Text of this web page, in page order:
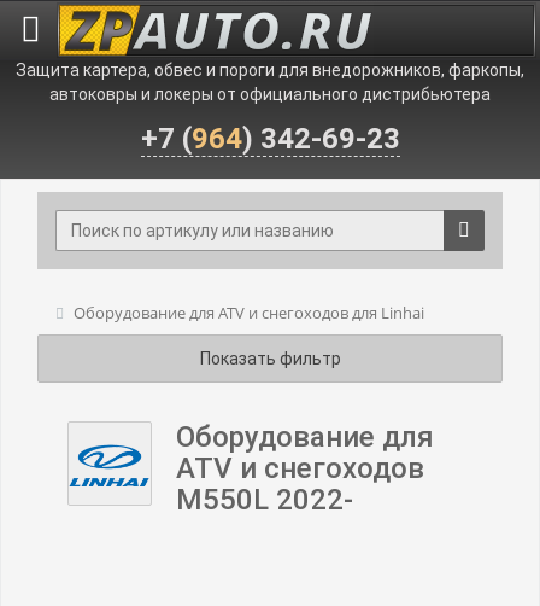
Защита картера, обвес и пороги для внедорожников, фаркопы,
автоковры и локеры от официального дистрибьютера
+7 (964) 342-69-23
Оборудование для ATV и снегоходов для Linhai
Показать фильтр
Оборудование для
ATV и снегоходов
M550L 2022-